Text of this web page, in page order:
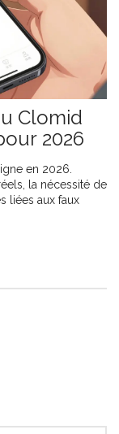
Clomid
2026
en 2026.
la nécessité de
liées aux faux